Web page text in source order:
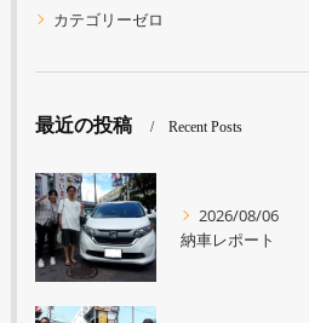
カテゴリーゼロ
最近の投稿 Recent Posts
2026/08/06
納車レポート